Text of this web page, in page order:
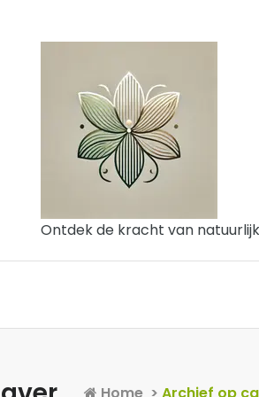
Ontdek de kracht van
Home > Archief op